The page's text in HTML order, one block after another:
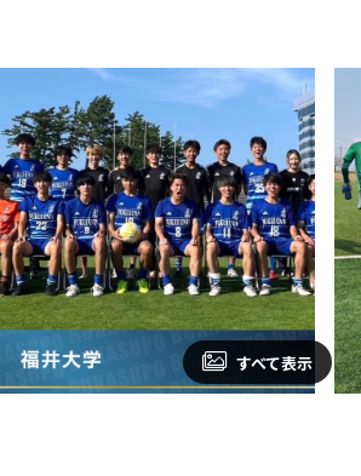
すべて表示